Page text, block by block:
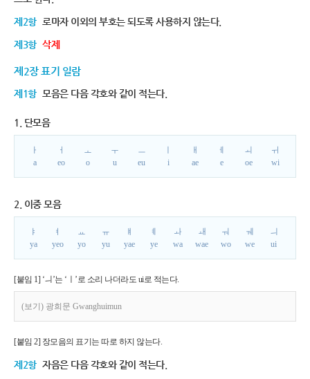
제2항 로마자 이외의 부호는 되도록 사용하지 않는다.
제3항 삭제
제2장 표기 일람
제1항 모음은 다음 각호와 같이 적는다.
1. 단모음
ㅏ
a
ㅓ
eo
ㅗ
o
ㅜ
u
ㅡ
eu
i
ㅐ
ae
ㅔ
e
ㅚ
oe
ㅟ
wi
2. 이중 모음
ㅑ
ya
ㅕ
yeo
ㅛ
yo
ㅠ
yu
ㅒ
yae
ㅖ
ye
ㅘ
wa
ㅙ
wae
ㅝ
wo
ㅞ
we
ㅢ
ui
[붙임 1] ‘ㅢ’는 ‘ㅣ’로 소리 나더라도 ui로 적는다.
(보기) 광희문 Gwanghuimun
[붙임 2] 장모음의 표기는 따로 하지 않는다.
제2항 자음은 다음 각호와 같이 적는다.